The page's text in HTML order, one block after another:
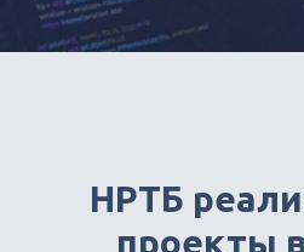
НРТБ
проекты